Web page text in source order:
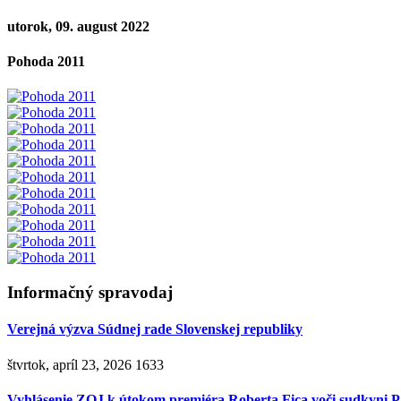
utorok, 09. august 2022
Pohoda 2011
Informačný spravodaj
Verejná výzva Súdnej rade Slovenskej republiky
štvrtok, apríl 23, 2026 1633